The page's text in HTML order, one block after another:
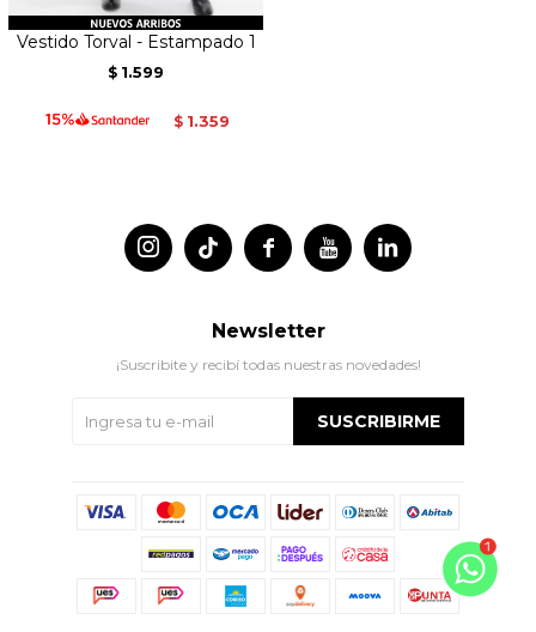
Vestido Torval - Estampado 1
$ 1.599
$ 1.359
 
 
Newsletter
¡Suscribite y recibí todas nuestras novedades!
SUSCRIBIRME